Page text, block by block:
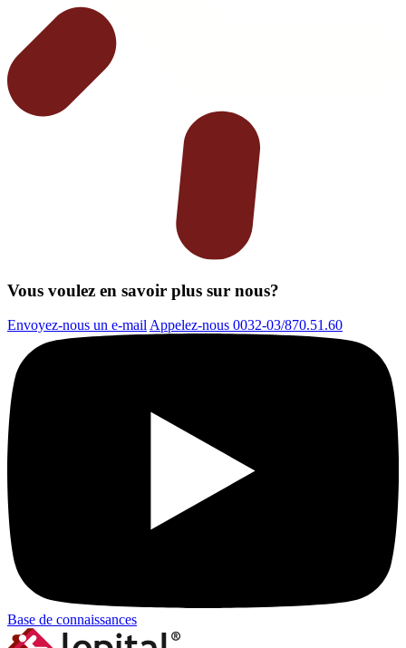
Vous voulez en savoir plus sur nous?
Envoyez-nous un e-mail Appelez-nous 0032-03/870.51.60
Base de connaissances